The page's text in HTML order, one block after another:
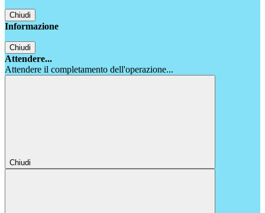
Chiudi
Informazione
Chiudi
Attendere...
Attendere il completamento dell'operazione...
Chiudi